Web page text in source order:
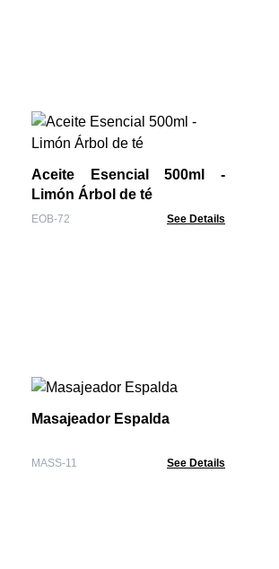
Aceite Esencial 500ml -
Limón Árbol de té
EOB-72 See Details
Masajeador Espalda
MASS-11 See Details